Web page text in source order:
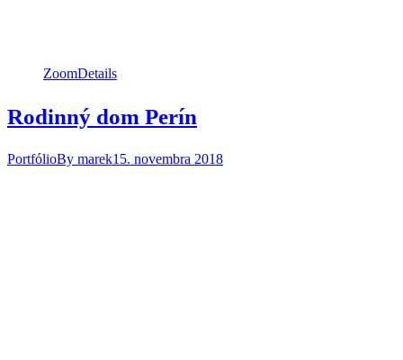
ZoomDetails
Rodinný dom Perín
PortfólioBy marek15. novembra 2018